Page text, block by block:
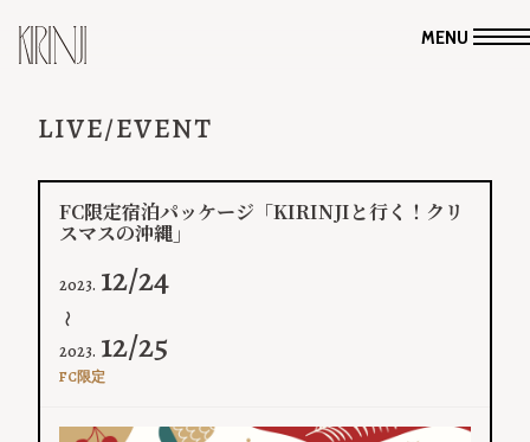
MENU
LIVE/EVENT
FC限定宿泊パッケージ「KIRINJIと行く！クリ
スマスの沖縄」
2023. 12/24
〜
2023. 12/25
FC限定